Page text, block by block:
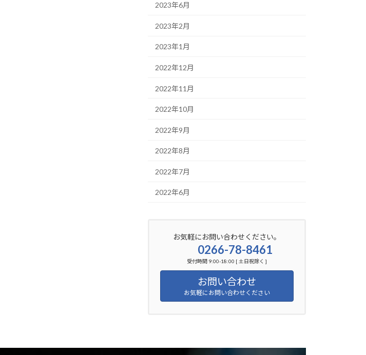
2023年6月
2023年2月
2023年1月
2022年12月
2022年11月
2022年10月
2022年9月
2022年8月
2022年7月
2022年6月
お気軽にお問い合わせください。
0266-78-8461
受付時間 9:00-18:00 [ 土日祝除く ]
お問い合わせ
お気軽にお問い合わせください